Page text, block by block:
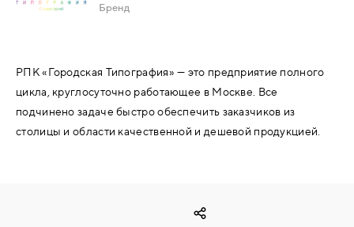
И
"УМНЫЙ
ДОМ"
Бренд
РПК «Городская Типография» — это предприятие полного
цикла, круглосуточно работающее в Москве. Все
подчинено задаче быстро обеспечить заказчиков из
столицы и области качественной и дешевой продукцией.